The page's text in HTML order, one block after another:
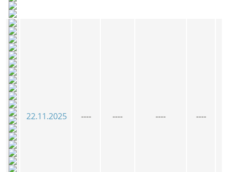
22.11.2025 ---- ---- ---- ----